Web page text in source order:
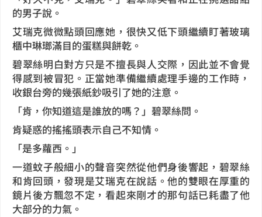
的男子說。
艾瑞克微微點頭回應她，很快又低下頭繼續盯著玻璃
櫃中琳瑯滿目的蛋糕與餅乾。
碧翠絲明白對方只是不擅長與人交際，因此並不會覺
得感到被冒犯。正當她準備繼續處理手邊的工作時，
收銀台旁的幾張紙鈔吸引了她的注意。
「肯，你知道這是誰放的嗎？」碧翠絲問。
肯疑惑的搖搖頭表示自己不知情。
「是多蘿西。」
一道蚊子般細小的聲音突然從他們身後響起，碧翠絲
和肯回頭，發現是艾瑞克在說話。他的雙眼在厚重的
鏡片後方飄忽不定，看起來剛才的那句話已耗盡了他
大部分的力氣。